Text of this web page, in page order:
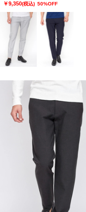
￥9,350(税込) 50%OFF